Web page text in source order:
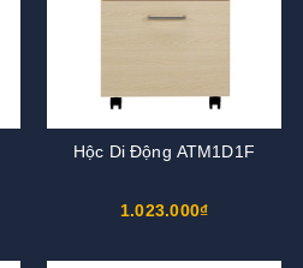
Hộc Di Động ATM1D1F
1.023.000₫